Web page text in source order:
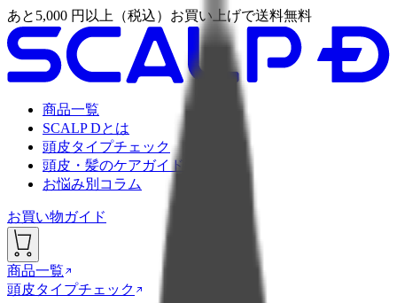
あと 5,000 円以上（税込）お買い上げで送料無料
商品一覧
SCALP Dとは
頭皮タイプチェック
頭皮・髪のケアガイド
お悩み別コラム
お買い物ガイド
商品一覧
頭皮タイプチェック